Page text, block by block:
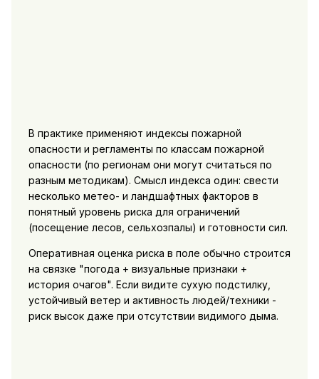
В практике применяют индексы пожарной
опасности и регламенты по классам пожарной
опасности (по регионам они могут считаться по
разным методикам). Смысл индекса один: свести
несколько метео- и ландшафтных факторов в
понятный уровень риска для ограничений
(посещение лесов, сельхозпалы) и готовности сил.
Оперативная оценка риска в поле обычно строится
на связке "погода + визуальные признаки +
история очагов". Если видите сухую подстилку,
устойчивый ветер и активность людей/техники -
риск высок даже при отсутствии видимого дыма.